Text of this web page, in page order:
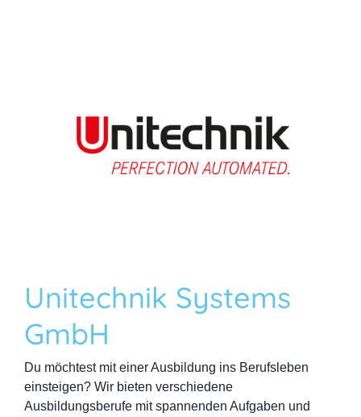
Unitechnik Systems
GmbH
Du möchtest mit einer Ausbildung ins Berufsleben
einsteigen? Wir bieten verschiedene
Ausbildungsberufe mit spannenden Aufgaben und